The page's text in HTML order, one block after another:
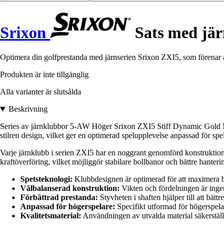
Srixon Sats med
Optimera din golfprestanda med järnserien Srixon ZXI5, som förenar
Produkten är inte tillgänglig
Alla varianter är slutsålda
Beskrivning
Series av järnklubbor 5-AW Höger Srixon ZXI5 Stiff Dynamic Gold
stilren design, vilket ger en optimerad spelupplevelse anpassad för
Varje järnklubb i serien ZXI5 har en noggrant genomförd
kraftöverföring, vilket möjliggör stabilare bollbanor och bättre
Spetsteknologi: Klubbdesignen är optimerad för att maximera
Välbalanserad konstruktion: Vikten och fördelningen är
Förbättrad prestanda: Styvheten i shaften hjälper till att
Anpassad för högerspelare: Specifikt utformad för
Kvalitetsmaterial: Användningen av utvalda material